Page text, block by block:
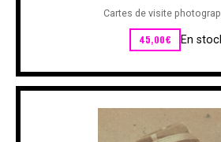
Cartes de visite
45,00€ En